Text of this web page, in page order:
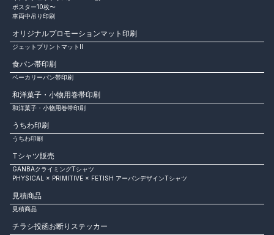
ポスター10枚〜
車両中吊り印刷
オリジナルプロモーションマット印刷
ジェットプリントマットⅡ
食パン帯印刷
ベーカリーパン帯印刷
和洋菓子・小物用巻帯印刷
和洋菓子・小物用巻帯印刷
うちわ印刷
うちわ印刷
Tシャツ販売
GANBAクライミングTシャツ
PHYSICAL × PRIMITIVE × FETISH アーバンデザインTシャツ
見積商品
見積商品
チラシ投函お断りステッカー